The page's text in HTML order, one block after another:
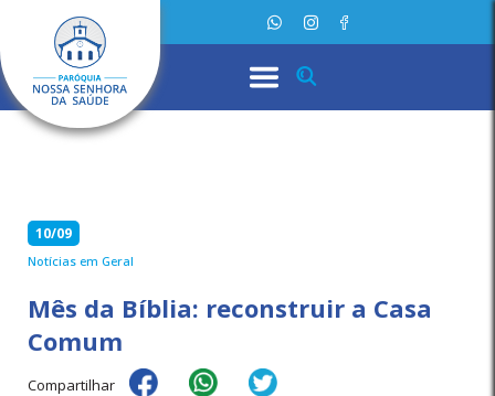
10/09
Notícias em Geral
Mês da Bíblia: reconstruir a Casa
Comum
Compartilhar